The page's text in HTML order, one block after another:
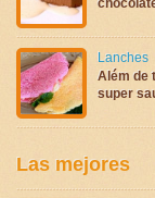
Lanches
Além de
super
Las mejores